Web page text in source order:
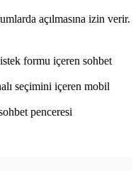
açılmasına izin verir.
formu içeren sohbet
seçimini içeren mobil
penceresi